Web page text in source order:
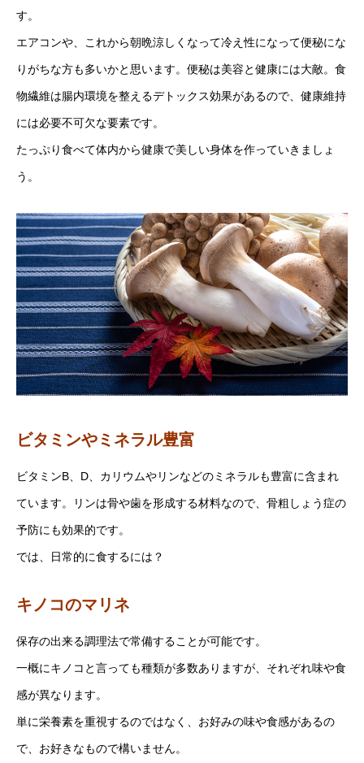
す。
エアコンや、これから朝晩涼しくなって冷え性になって便秘にな
りがちな方も多いかと思います。便秘は美容と健康には大敵。食
物繊維は腸内環境を整えるデトックス効果があるので、健康維持
には必要不可欠な要素です。
たっぷり食べて体内から健康で美しい身体を作っていきましょ
う。
ビタミンやミネラル豊富
ビタミンB、D、カリウムやリンなどのミネラルも豊富に含まれ
ています。リンは骨や歯を形成する材料なので、骨粗しょう症の
予防にも効果的です。
では、日常的に食するには？
キノコのマリネ
保存の出来る調理法で常備することが可能です。
一概にキノコと言っても種類が多数ありますが、それぞれ味や食
感が異なります。
単に栄養素を重視するのではなく、お好みの味や食感があるの
で、お好きなもので構いません。